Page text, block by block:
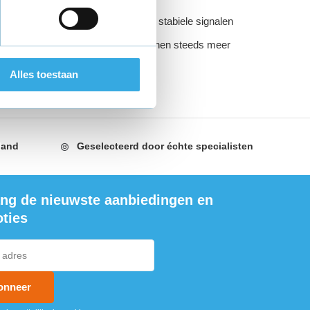
Alles toestaan
betrouwbare bekabeling en stabiele signalen
werken thuis, gamen en bedienen steeds meer
binnenklimaat speelt een belangrijke rol in comfort,
Geselecteerd dooréchte specialisten
de nieuwste aanbiedingen en